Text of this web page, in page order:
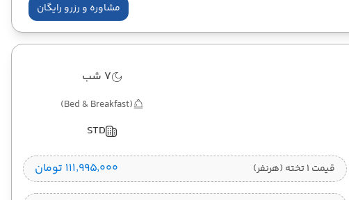
مشاوره و رزرو رایگان
7 شب
(Bed & Breakfast)
STD
قیمت 1 تخته (هرنفر) ۱۱۱٬۹۹۵٬۰۰۰ تومان